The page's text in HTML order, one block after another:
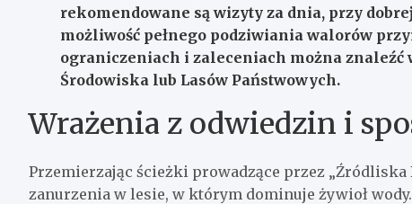
rekomendowane są wizyty za dnia, przy
możliwość pełnego podziwiania walorów
ograniczeniach i zaleceniach można
Środowiska lub Lasów Państwowych.
Wrażenia z odwiedzin i
Przemierzając ścieżki prowadzące przez
zanurzenia w lesie, w którym dominuje żywioł